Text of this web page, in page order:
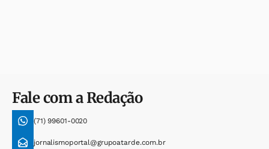
Fale com a Redação
(71) 99601-0020
jornalismoportal@grupoatarde.com.br